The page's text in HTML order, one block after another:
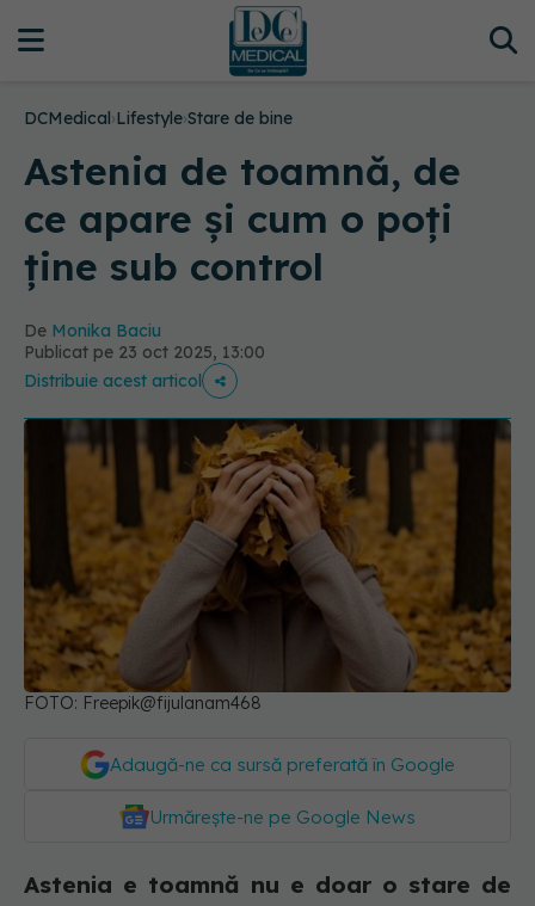
DCMedical›Lifestyle›Stare de bine
Astenia de toamnă, de
ce apare și cum o poți
ține sub control
De Monika Baciu
Publicat pe 23 oct 2025, 13:00
Distribuie acest articol
FOTO: Freepik@fijulanam468
Adaugă-ne ca sursă preferată în Google
Urmărește-ne pe Google News
Astenia e toamnă nu e doar o stare de